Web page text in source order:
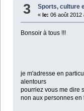
3 Sports, culture
«le: 06 août 2012
Bonsoir à tous !!!
je m'adresse en
alentours
pourriez vous me dire
non aux personnes en